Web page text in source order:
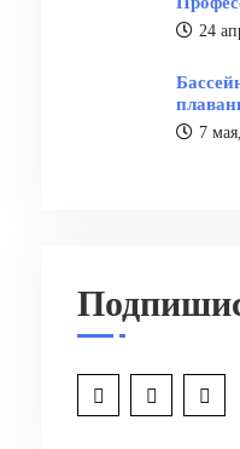
24
7